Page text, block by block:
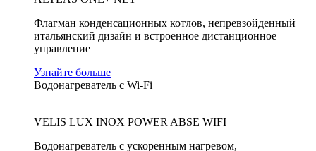
Флагман конденсационных котлов, непревзойденный
итальянский дизайн и встроенное дистанционное
управление
Узнайте больше
Водонагреватель с Wi-Fi
VELIS LUX INOX POWER ABSE WIFI
Водонагреватель с ускоренным нагревом,